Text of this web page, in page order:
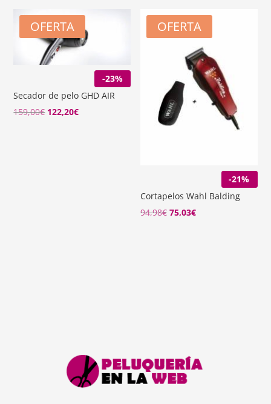
es:
178,20€.
OFERTA
-23%
Secador de pelo GHD AIR
159,00€ El
122,20€El
OFERTA
-21%
Cortapelos Wahl Balding
94,98€ 75,03€